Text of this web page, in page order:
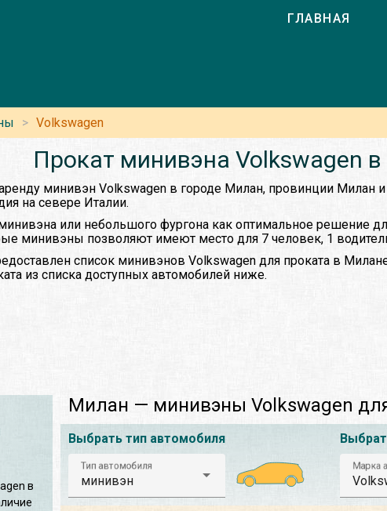
ГЛАВНАЯ
Volkswagen
Прокат минивэна Volkswagen
минивэн Volkswagen в городе Милан, провинции Милан
на севере Италии.
или небольшого фургона как оптимальное решение
минивэны позволяют имеют место для 7 человек, 1
список минивэнов Volkswagen для проката в
из списка доступных автомобилей ниже.
в
Милан — минивэны Volkswagen
Выбрать тип автомобиля
Тип автомобиля
минивэн
Марка